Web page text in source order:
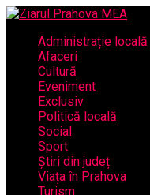
Administrație locală
Afaceri
Cultură
Eveniment
Exclusiv
Politică locală
Social
Sport
Știri din județ
Viața în Prahova
Turism